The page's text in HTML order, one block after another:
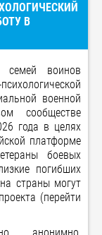
В
семей воинов
военной
сообществе
года в целях
платформе
боевых
погибших
страны могут
(перейти